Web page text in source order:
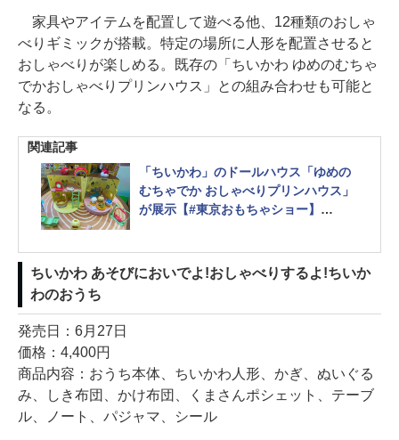
家具やアイテムを配置して遊べる他、12種類のおしゃ
べりギミックが搭載。特定の場所に人形を配置させると
おしゃべりが楽しめる。既存の「ちいかわ ゆめのむちゃ
でかおしゃべりプリンハウス」との組み合わせも可能と
なる。
関連記事
「ちいかわ」のドールハウス「ゆめの
むちゃでか おしゃべりプリンハウス」
が展示【#東京おもちゃショー】
ちいかわ あそびにおいでよ!おしゃべりするよ!ちいか
わのおうち
発売日：6月27日
価格：4,400円
商品内容：おうち本体、ちいかわ人形、かぎ、ぬいぐる
み、しき布団、かけ布団、くまさんポシェット、テーブ
ル、ノート、パジャマ、シール